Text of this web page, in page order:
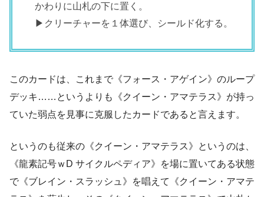
かわりに山札の下に置く。
▶クリーチャーを１体選び、シールド化する。
このカードは、これまで《フォース・アゲイン》のループ
デッキ……というよりも《クイーン・アマテラス》が持っ
ていた弱点を見事に克服したカードであると言えます。
というのも従来の《クイーン・アマテラス》というのは、
《龍素記号ｗD サイクルペディア》を場に置いてある状態
で《ブレイン・スラッシュ》を唱えて《クイーン・アマテ